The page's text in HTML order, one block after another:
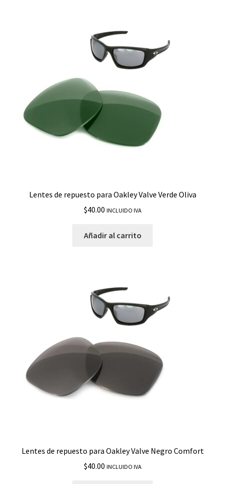
Lentes de repuesto para Oakley Valve Verde Oliva
$40.00 INCLUIDO IVA
Añadir al carrito
Lentes de repuesto para Oakley Valve Negro Comfort
$40.00 INCLUIDO IVA